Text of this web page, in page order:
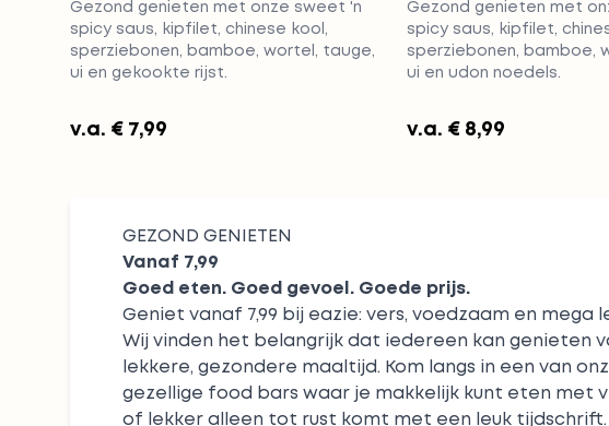
Gezond genieten met onze sweet 'n
spicy saus, kipfilet, chinese kool,
sperziebonen, bamboe, wortel, tauge,
ui en gekookte rijst.
v.a. € 7,99
Gezond genieten met
spicy saus, kipfilet,
sperziebonen, bamboe,
ui en udon noedels.
v.a. € 8,99
GEZOND GENIETEN
Vanaf 7,99
Goed eten. Goed gevoel. Goede prijs.
Geniet vanaf 7,99 bij eazie: vers, voedzaam en mega
Wij vinden het belangrijk dat iedereen kan genieten
lekkere, gezondere maaltijd. Kom langs in een van
gezellige food bars waar je makkelijk kunt eten met
of lekker alleen tot rust komt met een leuk tijdschrift.